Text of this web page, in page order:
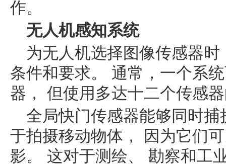
作。
无人机感知系统
为无人机选择图像传感器
条件和要求。 通常，一个系
器， 但使用多达十二个传感
全局快门传感器能够同时
于拍摄移动物体， 因为它们
影。 这对于测绘、 勘察和工